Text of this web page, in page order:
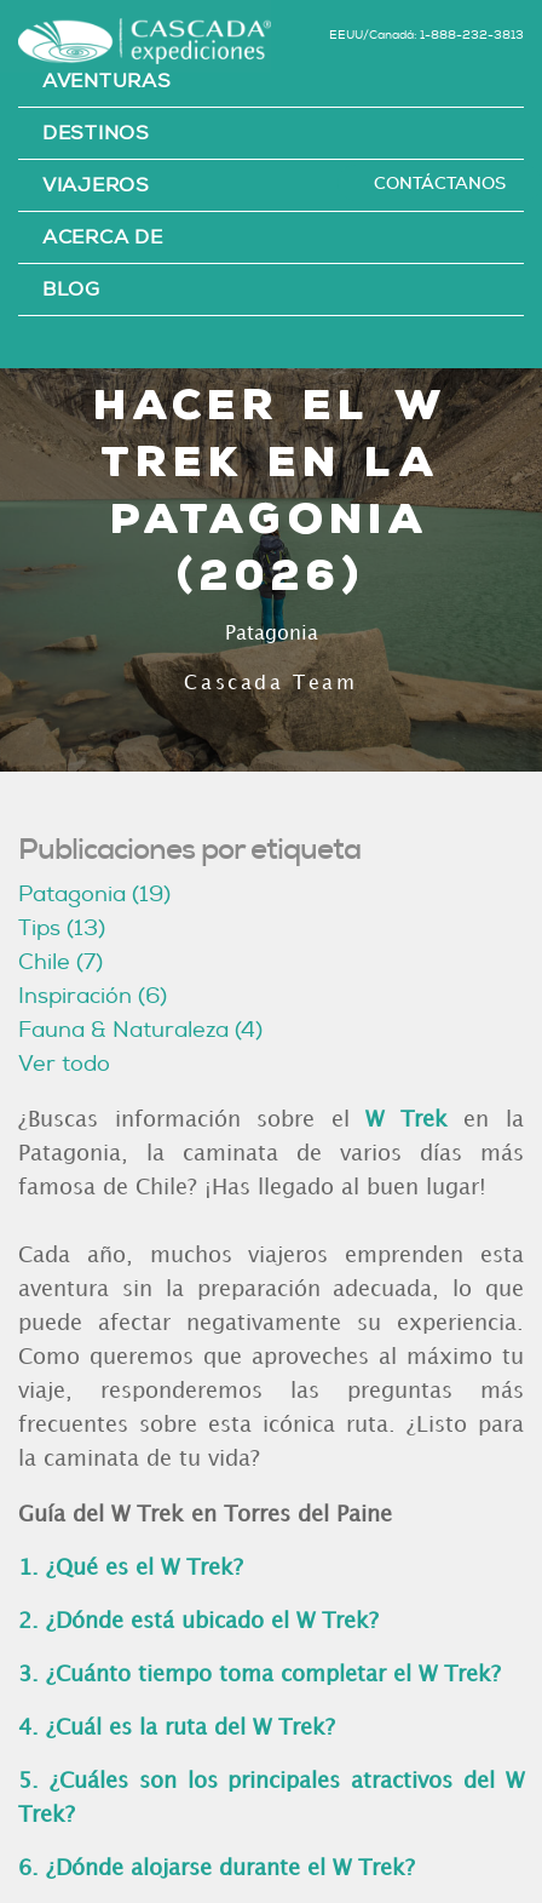
EEUU/Canadá: 1-888-232-3813
AVENTURAS
DESTINOS
VIAJEROS
ACERCA DE
BLOG
CONTÁCTANOS
Todo lo que
hacer el W
Trek en la
Patagonia
(2026)
Patagonia
Cascada Team
Publicaciones por etiqueta
Patagonia (19)
Tips (13)
Chile (7)
Inspiración (6)
Fauna & Naturaleza (4)
Ver todo
¿Buscas información sobre elW Treken la
Patagonia, la caminata de varios días más
famosa de Chile? ¡Has llegado al buen lugar!
Cada año, muchos viajeros emprenden esta
aventura sin la preparación adecuada, lo que
puede afectar negativamente su experiencia.
Como queremos que aproveches al máximo tu
viaje, responderemos las preguntas más
frecuentes sobre esta icónica ruta. ¿Listo para
la caminata de tu vida?
Guía del W Trek en Torres del Paine
1. ¿Qué es el W Trek?
2. ¿Dónde está ubicado el W Trek?
3. ¿Cuánto tiempo toma completar el W Trek?
4. ¿Cuál es la ruta del W Trek?
5. ¿Cuáles son los principales atractivos del W
Trek?
6. ¿Dónde alojarse durante el W Trek?